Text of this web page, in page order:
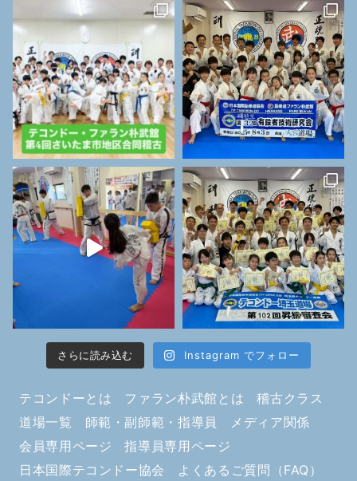
さらに読み込む Instagram でフォロー
テコンドーとは ファラン朴武館とは
稽古クラス
道場一覧
師範・副師範・指導員
メディア関係
会員専用ページ
指導員専用ページ
日本国際テコンドー協会
よくあるご質問（FAQ）